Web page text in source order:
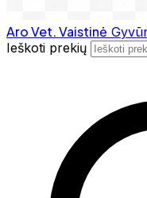
Aro Vet. Vaistinė
Ieškoti prekių